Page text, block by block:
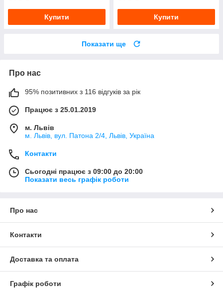
Купити Купити
Показати ще
Про нас
95% позитивних з 116 відгуків за рік
Працює з 25.01.2019
м. Львів
м. Львів, вул. Патона 2/4, Львів, Україна
Контакти
Сьогодні працює з 09:00 до 20:00
Показати весь графік роботи
Про нас
Контакти
Доставка та оплата
Графік роботи